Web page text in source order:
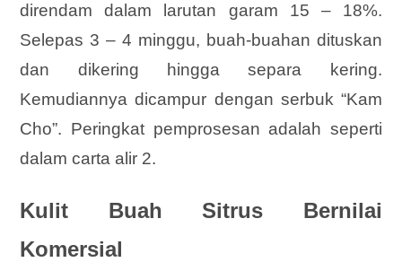
direndam dalam larutan garam 15 – 18%.
Selepas 3 – 4 minggu, buah-buahan dituskan
dan dikering hingga separa kering.
Kemudiannya dicampur dengan serbuk “Kam
Cho”. Peringkat pemprosesan adalah seperti
dalam carta alir 2.
Kulit Buah Sitrus Bernilai
Komersial